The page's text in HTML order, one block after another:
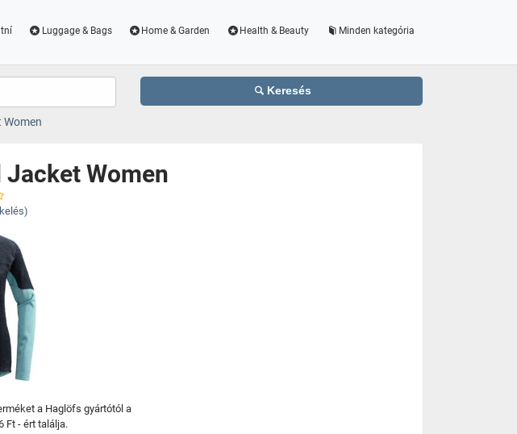
Luggage & Bags Home & Garden Health & Beauty Minden kategória
Keresés
Women
Women
a Haglöfs gyártótól a
Ft - ért találja.